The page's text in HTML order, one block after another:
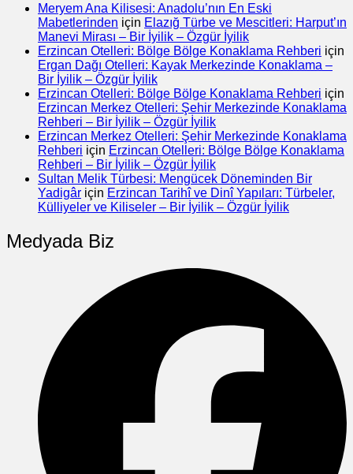
Meryem Ana Kilisesi: Anadolu’nın En Eski
Mabetlerinden için Elazığ Türbe ve Mescitleri: Harput’ın
Manevi Mirası – Bir İyilik – Özgür İyilik
Erzincan Otelleri: Bölge Bölge Konaklama Rehberi için
Ergan Dağı Otelleri: Kayak Merkezinde Konaklama –
Bir İyilik – Özgür İyilik
Erzincan Otelleri: Bölge Bölge Konaklama Rehberi için
Erzincan Merkez Otelleri: Şehir Merkezinde Konaklama
Rehberi – Bir İyilik – Özgür İyilik
Erzincan Merkez Otelleri: Şehir Merkezinde Konaklama
Rehberi için Erzincan Otelleri: Bölge Bölge Konaklama
Rehberi – Bir İyilik – Özgür İyilik
Sultan Melik Türbesi: Mengücek Döneminden Bir
Yadigâr için Erzincan Tarihî ve Dinî Yapıları: Türbeler,
Külliyeler ve Kiliseler – Bir İyilik – Özgür İyilik
Medyada Biz